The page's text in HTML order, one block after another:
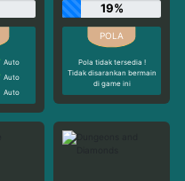
Auto
Auto
Auto
19%
Pola tidak tersedia !
Tidak disarankan bermain
di game ini